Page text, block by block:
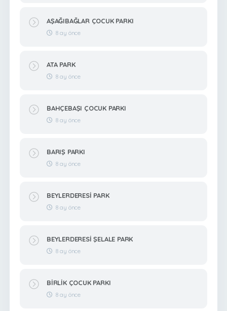
AŞAĞIBAĞLAR ÇOCUK PARKI
8 ay önce
ATA PARK
8 ay önce
BAHÇEBAŞI ÇOCUK PARKI
8 ay önce
BARIŞ PARKI
8 ay önce
BEYLERDERESİ PARK
8 ay önce
BEYLERDERESİ ŞELALE PARK
8 ay önce
BİRLİK ÇOCUK PARKI
8 ay önce